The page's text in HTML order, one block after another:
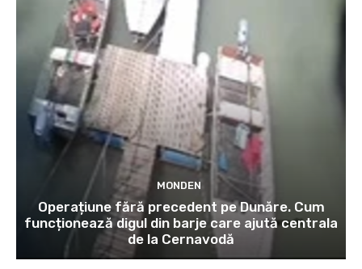
MONDEN
Operațiune fără precedent pe Dunăre. Cum
funcționează digul din barje care ajută centrala
de la Cernavodă